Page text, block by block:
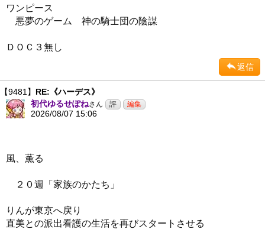
ワンピース
悪夢のゲーム 神の騎士団の陰謀
ＤＯＣ３無し
返信
【9481】 RE:《ハーデス》
初代ゆるせぽねさん
2026/08/07 15:06
風、薫る
２０週「家族のかたち」
りんが東京へ戻り
直美との派出看護の生活を再びスタートさせる